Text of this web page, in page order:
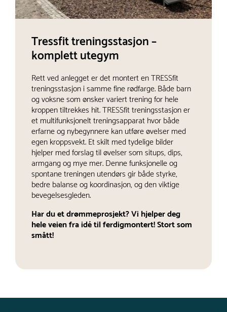
Tressfit treningsstasjon –
komplett utegym
Rett ved anlegget er det montert en TRESSfit
treningsstasjon i samme fine rødfarge. Både barn
og voksne som ønsker variert trening for hele
kroppen tiltrekkes hit. TRESSfit treningsstasjon er
et multifunksjonelt treningsapparat hvor både
erfarne og nybegynnere kan utføre øvelser med
egen kroppsvekt. Et skilt med tydelige bilder
hjelper med forslag til øvelser som situps, dips,
armgang og mye mer. Denne funksjonelle og
spontane treningen utendørs gir både styrke,
bedre balanse og koordinasjon, og den viktige
bevegelsesgleden.
Har du et drømmeprosjekt? Vi hjelper deg
hele veien fra idé til ferdigmontert! Stort som
smått!